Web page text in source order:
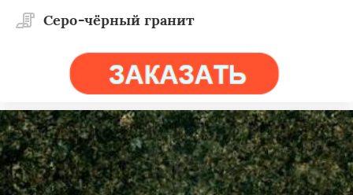
Cеро-чёрный гранит